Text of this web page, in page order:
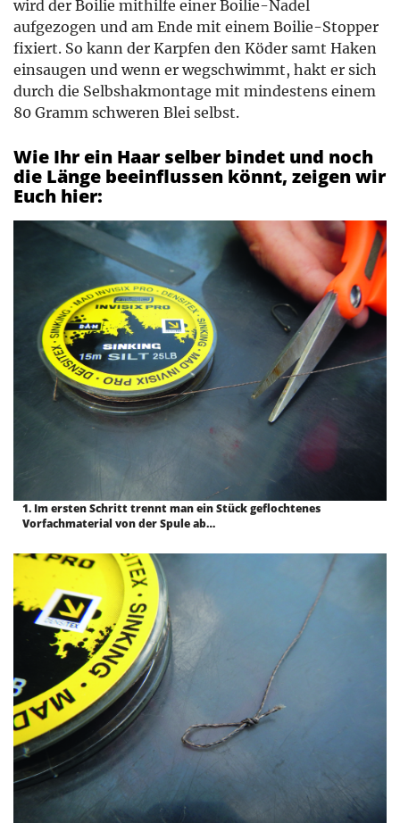
wird der Boilie mithilfe einer Boilie-Nadel
aufgezogen und am Ende mit einem Boilie-Stopper
fixiert. So kann der Karpfen den Köder samt Haken
einsaugen und wenn er wegschwimmt, hakt er sich
durch die Selbshakmontage mit mindestens einem
80 Gramm schweren Blei selbst.
Wie Ihr ein Haar selber bindet und noch
die Länge beeinflussen könnt, zeigen wir
Euch hier:
1. Im ersten Schritt trennt man ein Stück geflochtenes
Vorfachmaterial von der Spule ab…